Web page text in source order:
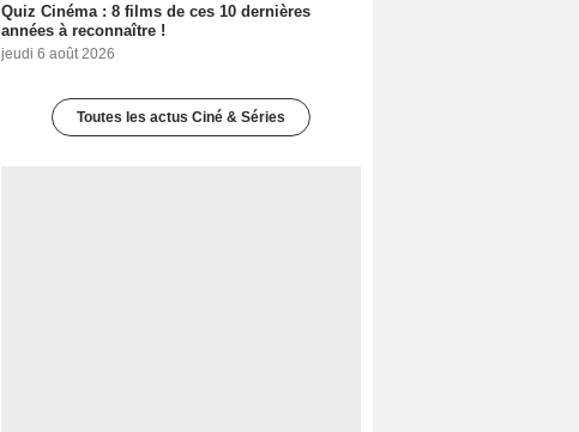
Quiz Cinéma : 8 films de ces 10 dernières
années à reconnaître !
jeudi 6 août 2026
Toutes les actus Ciné & Séries